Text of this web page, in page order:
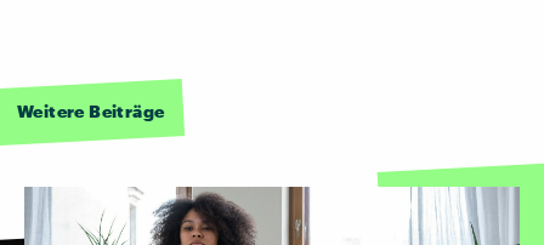
Weitere Beiträge